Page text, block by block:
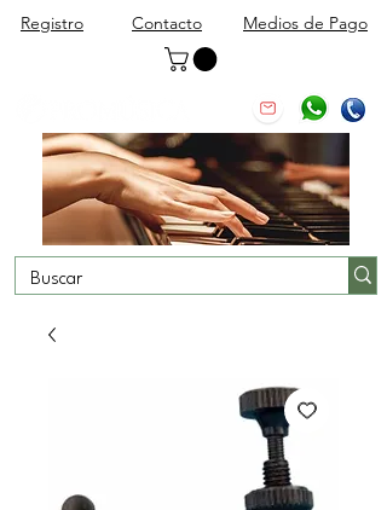
Registro Contacto Medios de Pago